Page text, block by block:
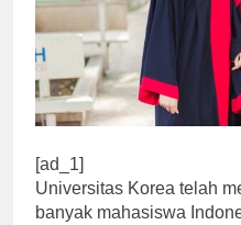
[ad_1]
Universitas Korea telah
banyak mahasiswa